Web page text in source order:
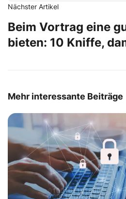
Nächster Artikel
Beim Vortrag eine
bieten: 10 Kniffe,
Mehr interessante Beiträge